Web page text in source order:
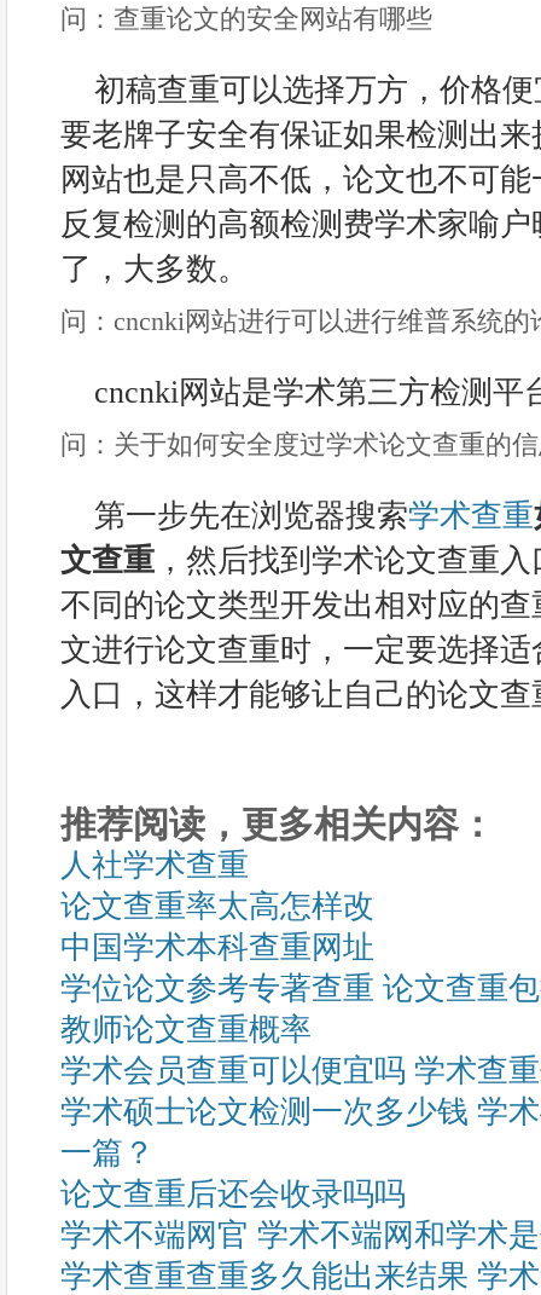
问：查重论文的安全网站有哪些
初稿查重可以选择万方，价格
要老牌子安全有保证如果检测出
网站也是只高不低，论文也不可
反复检测的高额检测费学术家喻
了，大多数。
问：cncnki网站进行可以进行维普系统的
cncnki网站是学术第三方检测平
问：关于如何安全度过学术论文查重的
第一步先在浏览器搜索学术查重
文查重 ，然后找到学术论文查重
不同的论文类型开发出相对应的
文进行论文查重时，一定要选择
入口，这样才能够让自己的论文
推荐阅读，更多相关内容：
人社学术查重
论文查重率太高怎样改
中国学术本科查重网址
学位论文参考专著查重 论文查重
教师论文查重概率
学术会员查重可以便宜吗 学术查
学术硕士论文检测一次多少钱 学
一篇？
论文查重后还会收录吗吗
学术不端网官 学术不端网和学术
学术查重查重多久能出来结果 学